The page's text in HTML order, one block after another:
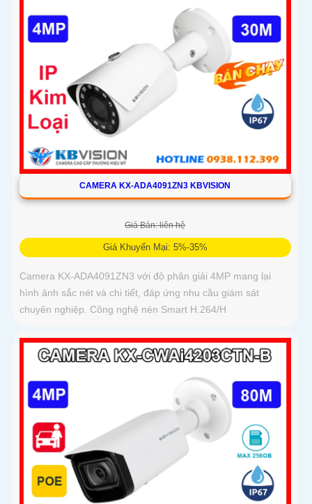
CAMERA KX-ADA4091ZN3 KBVISION
Giá Bán: liên hệ
Giá Khuyến Mại: 5%-35%
Camera KX-ADA4091ZN3 với độ phân giải 4MP mang lại
hình ảnh sắc nét và chi tiết, đáp ứng nhu cầu giám sát
chuyên nghiệp. Công nghệ nén Smart H.264/H